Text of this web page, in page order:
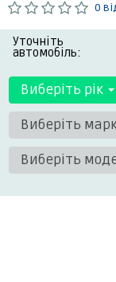
0
Уточніть
автомобіль:
Виберіть рік
Виберіть
Виберіть